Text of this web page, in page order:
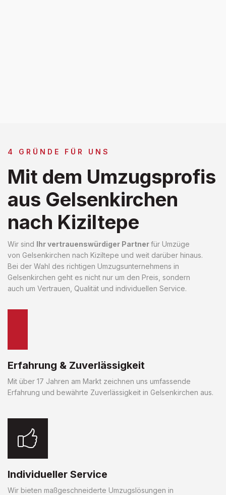
4 GRÜNDE FÜR UNS
Mit dem Umzugsprofis
aus Gelsenkirchen
nach Kiziltepe
Wir sind Ihr vertrauenswürdiger Partnerfür Umzüge
von Gelsenkirchen nach Kiziltepe und weit darüber hinaus.
Bei der Wahl des richtigen Umzugsunternehmens in
Gelsenkirchen geht es nicht nur um den Preis, sondern
auch um Vertrauen, Qualität und individuellen Service.
Erfahrung & Zuverlässigkeit
Mit über 17 Jahren am Markt zeichnen uns umfassende
Erfahrung und bewährte Zuverlässigkeit in Gelsenkirchen aus.
Individueller Service
Wir bieten maßgeschneiderte Umzugslösungen in